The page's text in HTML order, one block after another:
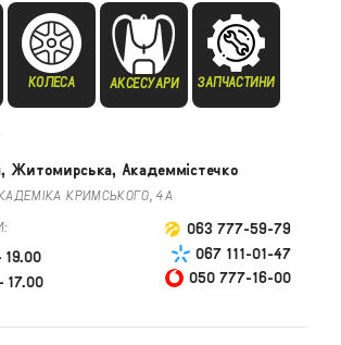
КОЛЕСА АКСЕСУАРИ ЗАПЧАСТИНИ
Житомирська, Академмістечко
КРИМСЬКОГО, 4А
19.00
17.00
063 777-59-79
067 111-01-47
050 777-16-00